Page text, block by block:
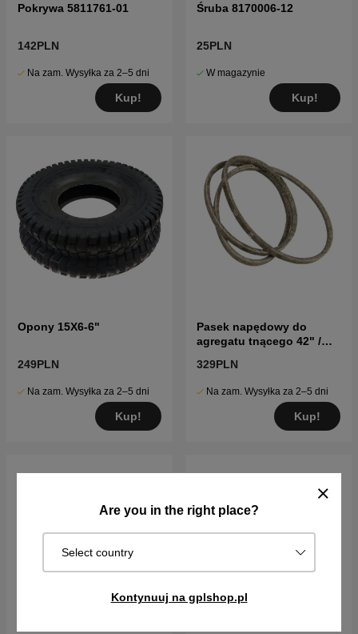
Are you in the right place?
Select country
Kontynuuj na gplshop.pl
Pokrywa 5811761-01
142PLN
Na zam. Wysyłka za 2–5 dni
Kup!
Śruba 8170006-12
25PLN
W magazynie
Kup!
Opony 15X6-6"
249PLN
Na zam. Wysyłka za 2–5 dni
Kup!
Pasek napędowy do
agregatu tnącego 42" /
329PLN
Na zam. Wysyłka za 2–5 dni
Kup!